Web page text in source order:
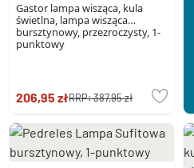
Gastor lampa wisząca, kula
świetlna, lampa wisząca
bursztynowy, przezroczysty, 1-
punktowy
206,95 złRRP:387,95 zł